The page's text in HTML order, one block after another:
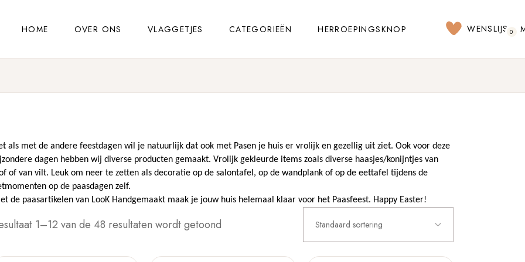
HOME OVER ONS VLAGGETJES CATEGORIEËN HERROEPINGSKNOP WENSLIJST
0
als met de andere feestdagen wil je natuurlijk dat ook met Pasen je huis er vrolijk en gezellig uit ziet. Ook voor deze
dagen hebben wij diverse producten gemaakt. Vrolijk gekleurde items zoals diverse haasjes/konijntjes van
of van vilt. Leuk om neer te zetten als decoratie op de salontafel, op de wandplank of op de eettafel tijdens de
op de paasdagen zelf.
de paasartikelen van LooK Handgemaakt maak je jouw huis helemaal klaar voor het Paasfeest. Happy Easter!
1–12 van de 48 resultaten wordt getoond Standaard sortering